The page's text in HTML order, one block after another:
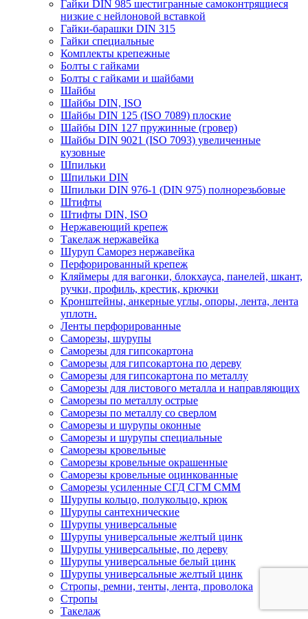
Гайки DIN 985 шестигранные самоконтрящиеся
низкие с нейлоновой вставкой
Гайки-барашки DIN 315
Гайки специальные
Комплекты крепежные
Болты с гайками
Болты с гайками и шайбами
Шайбы
Шайбы DIN, ISO
Шайбы DIN 125 (ISO 7089) плоские
Шайбы DIN 127 пружинные (гровер)
Шайбы DIN 9021 (ISO 7093) увеличенные
кузовные
Шпильки
Шпильки DIN
Шпильки DIN 976-1 (DIN 975) полнорезьбовые
Штифты
Штифты DIN, ISO
Нержавеющий крепеж
Такелаж нержавейка
Шуруп Саморез нержавейка
Перфорированный крепеж
Кляймеры для вагонки, блокхауса, панелей, шкант,
ручки, профиль, крестик, крючки
Кронштейны, анкерные углы, опоры, лента, лента
уплотн.
Ленты перфорированные
Саморезы, шурупы
Саморезы для гипсокартона
Саморезы для гипсокартона по дереву
Саморезы для гипсокартона по металлу
Саморезы для листового металла и направляющих
Саморезы по металлу острые
Саморезы по металлу со сверлом
Саморезы и шурупы оконные
Саморезы и шурупы специальные
Саморезы кровельные
Саморезы кровельные окрашенные
Саморезы кровельные оцинкованные
Саморезы усиленные СГД СГМ СММ
Шурупы кольцо, полукольцо, крюк
Шурупы сантехнические
Шурупы универсальные
Шурупы универсальные желтый цинк
Шурупы универсальные, по дереву
Шурупы универсальные белый цинк
Шурупы универсальные желтый цинк
Стропы, ремни, тенты, лента, проволока
Стропы
Такелаж